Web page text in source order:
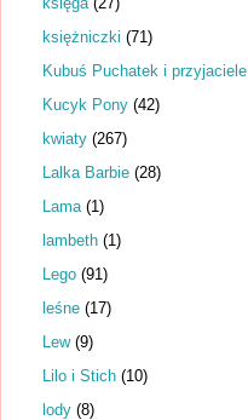
księżniczki (71)
Kubuś Puchatek i przyjaciele
Kucyk Pony (42)
kwiaty (267)
Lalka Barbie (28)
Lama (1)
lambeth (1)
Lego (91)
leśne (17)
Lew (9)
Lilo i Stich (10)
lody (8)